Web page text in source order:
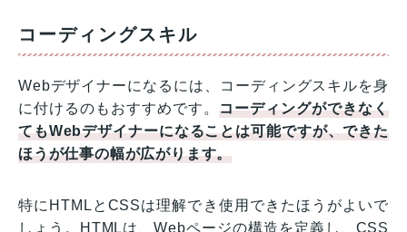
コーディングスキル
Webデザイナーになるには、コーディングスキルを身
に付けるのもおすすめです。コーディングができなく
てもWebデザイナーになることは可能ですが、できた
ほうが仕事の幅が広がります。
特にHTMLとCSSは理解でき使用できたほうがよいで
しょう。HTMLは、Webページの構造を定義し、CSS